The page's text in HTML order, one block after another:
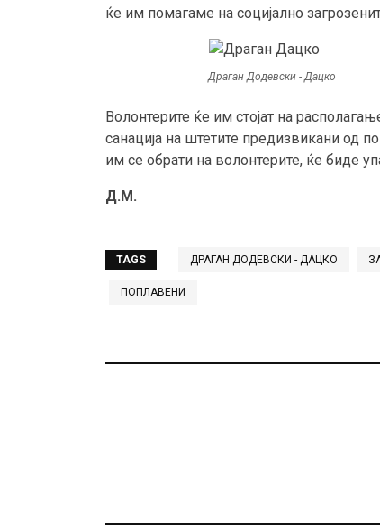
ќе им помагаме на социјално
Драган Додевски - Дацко
Волонтерите ќе им стојат на
санација на штетите предизвикани од
им се обрати на волонтерите, ќе биде
Д.М.
TAGS ДРАГАН ДОДЕВСКИ - ДАЦКО
ПОПЛАВЕНИ